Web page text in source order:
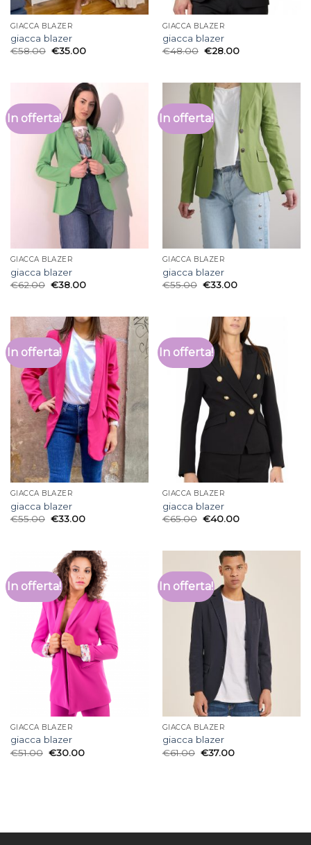
GIACCA BLAZER
giacca blazer
€58.00 €35.00
GIACCA BLAZER
giacca blazer
€48.00 €28.00
In offerta!
GIACCA BLAZER
giacca blazer
€62.00 €38.00
In offerta!
GIACCA BLAZER
giacca blazer
€55.00 €33.00
In offerta!
GIACCA BLAZER
giacca blazer
€55.00 €33.00
In offerta!
GIACCA BLAZER
giacca blazer
€65.00 €40.00
In offerta!
GIACCA BLAZER
giacca blazer
€51.00 €30.00
In offerta!
GIACCA BLAZER
giacca blazer
€61.00 €37.00